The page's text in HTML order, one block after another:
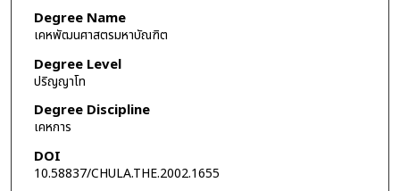
Degree Name
เคหพัฒนศาสตรมหาบัณฑิต
Degree Level
ปริญญาโท
Degree Discipline
เคหการ
DOI
10.58837/CHULA.THE.2002.1655